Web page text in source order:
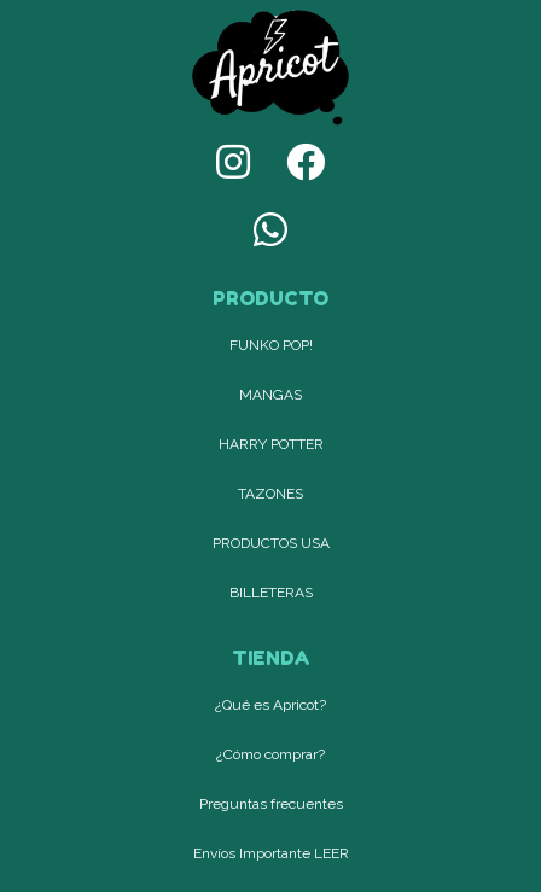
PRODUCTO
FUNKO POP!
MANGAS
HARRY POTTER
TAZONES
PRODUCTOS USA
BILLETERAS
TIENDA
¿Qué es Apricot?
¿Cómo comprar?
Preguntas frecuentes
Envíos Importante LEER